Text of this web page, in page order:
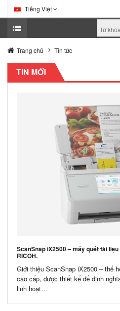
Tiếng Việt
Trang chủ Tin tức
TIN MỚI
ScanSnap iX2500 – máy quét tài
RICOH.
Giới thiệu ScanSnap iX2500 – thế
cao cấp, được thiết kế để định
linh hoạt…